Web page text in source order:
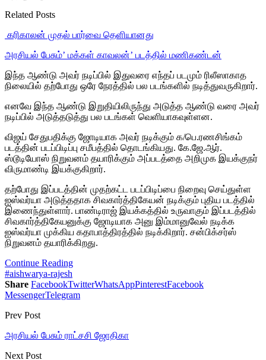
Related Posts
‎ கரிகாலன் முதல் பார்வை தெளியானது
அரசியல் பேசும்’ மக்கள் காவலன்’ படத்தில் மணிகண்டன்
இந்த ஆண்டு அவர் நடிப்பில் இதுவரை எந்தப் படமும் ரிலீஸாகாத
நிலையில் தற்போது ஒரே நேரத்தில் பல படங்களில் நடித்துவருகிறார்.
எனவே இந்த ஆண்டு இறுதியிலிருந்து அடுத்த ஆண்டு வரை அவர்
நடிப்பில் அடுத்தடுத்து பல படங்கள் வெளியாகவுள்ளன.
விஜய் சேதுபதிக்கு ஜோடியாக அவர் நடிக்கும் க/பெ.ரணசிங்கம்
படத்தின் படப்பிடிப்பு சமீபத்தில் தொடங்கியது. கே.ஜே.ஆர்.
ஸ்டூடியோஸ் நிறுவனம் தயாரிக்கும் அப்படத்தை அறிமுக இயக்குநர்
விருமாண்டி இயக்குகிறார்.
தற்போது இப்படத்தின் முதற்கட்ட படப்பிடிப்பை நிறைவு செய்துள்ள
ஐஸ்வர்யா அடுத்ததாக சிவகார்த்திகேயன் நடிக்கும் புதிய படத்தில்
இணைந்துள்ளார். பாண்டிராஜ் இயக்கத்தில் உருவாகும் இப்படத்தில்
சிவகார்த்திகேயனுக்கு ஜோடியாக அனு இம்மானுவேல் நடிக்க
ஐஸ்வர்யா முக்கிய கதாபாத்திரத்தில் நடிக்கிறார். சன்பிக்சர்ஸ்
நிறுவனம் தயாரிக்கிறது.
Continue Reading
#aishwarya-rajesh
Share FacebookTwitterWhatsAppPinterestFacebook
MessengerTelegram
Prev Post
அரசியல் பேசும் ராட்சசி ஜோதிகா
Next Post